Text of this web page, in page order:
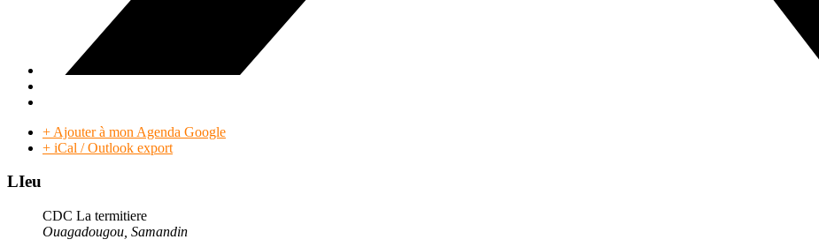
+ Ajouter à mon Agenda Google
+ iCal / Outlook export
LIeu
CDC La termitiere
Ouagadougou, Samandin